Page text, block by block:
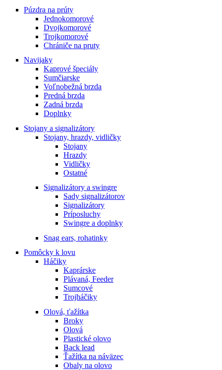
Púzdra na prúty
Jednokomorové
Dvojkomorové
Trojkomorové
Chrániče na pruty
Navijaky
Kaprové špeciály
Sumčiarske
Voľnobežná brzda
Predná brzda
Zadná brzda
Doplnky
Stojany a signalizátory
Stojany, hrazdy, vidličky
Stojany
Hrazdy
Vidličky
Ostatné
Signalizátory a swingre
Sady signalizátorov
Signalizátory
Príposluchy
Swingre a doplnky
Snag ears, rohatinky
Pomôcky k lovu
Háčiky
Kaprárske
Plávaná, Feeder
Sumcové
Trojháčiky
Olová, ťažítka
Broky
Olová
Plastické olovo
Back lead
Ťažítka na náväzec
Obaly na olovo